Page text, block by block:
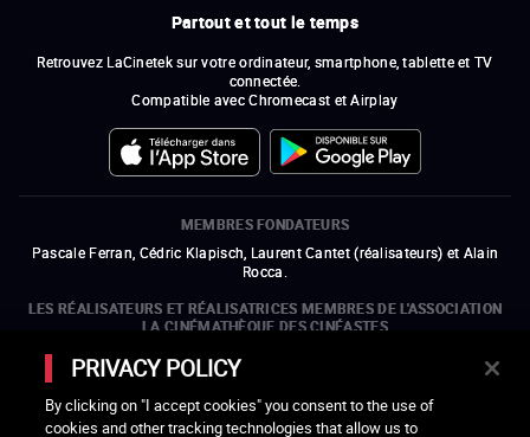
Partout et tout le temps
Retrouvez LaCinetek sur votre ordinateur, smartphone, tablette et TV
connectée.
Compatible avec Chromecast et Airplay
MEMBRES FONDATEURS
Pascale Ferran, Cédric Klapisch, Laurent Cantet (réalisateurs) et Alain
Rocca.
LES RÉALISATEURS ET RÉALISATRICES MEMBRES DE L'ASSOCIATION
LA CINÉMATHÈQUE DES CINÉASTES
Olivier Assayas, Bertrand Bonello, Michel Hazanavicius (représentant de
l'ARP), Rebecca Zlotowski et Mikael Buch (représentant de la SRF)
LES ORGANISMES MEMBRES DE L'ASSOCIATION LA CINÉMATHÈQUE
DES CINÉASTES
PRIVACY POLICY
By clicking on "I accept cookies" you consent to the use of
cookies and other tracking technologies that allow us to